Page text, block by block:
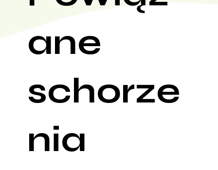
ane
schorze
nia